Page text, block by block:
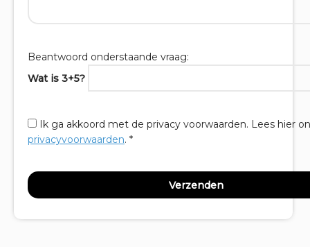
Beantwoord onderstaande vraag:
Wat is 3+5?
Ik ga akkoord met de privacy voorwaarden. Lees hier
privacyvoorwaarden. *